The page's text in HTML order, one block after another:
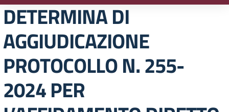
DETERMINA DI
AGGIUDICAZIONE
PROTOCOLLO N. 255-
2024 PER